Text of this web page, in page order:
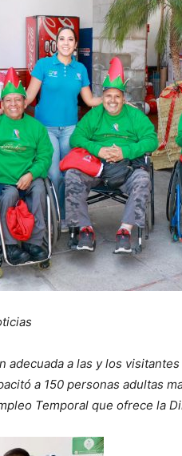
adecuada a las y los
a 150 personas adultas
Temporal que ofrece la